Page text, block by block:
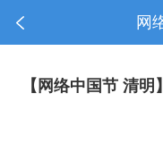
网
【网络中国节 清